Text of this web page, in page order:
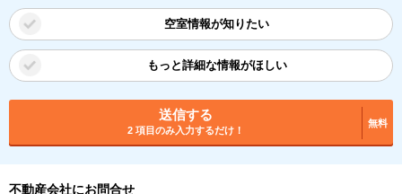
空室情報が知りたい
もっと詳細な情報がほしい
送信する
2 項目のみ入力するだけ！
無料
不動産会社にお問合せ